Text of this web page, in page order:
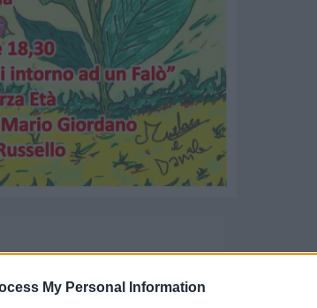
My Personal Information